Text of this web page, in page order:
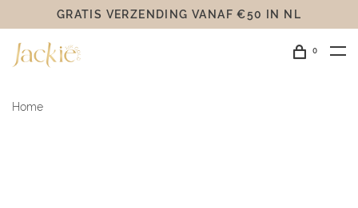
GRATIS VERZENDING VANAF €50 IN NL
0
Home